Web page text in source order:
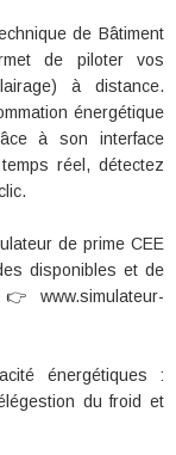
de Bâtiment
de piloter vos
à distance.
énergétique
à son interface
réel, détectez
de prime CEE
disponibles et de
www.simulateur-
énergétiques :
du froid et